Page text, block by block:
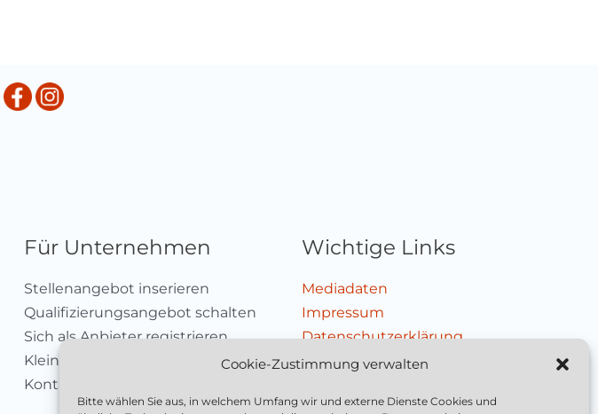
Cookie-Zustimmung verwalten
Bitte wählen Sie aus, in welchem Umfang wir und externe Dienste Cookies und
Für Unternehmen
Stellenangebot inserieren
Qualifizierungsangebot schalten
Sich als Anbieter registrieren
Kleinanzeige aufgeben
Kontakt
Wichtige Links
Mediadaten
Impressum
Datenschutzerklärung
Nutzungsbedingungen